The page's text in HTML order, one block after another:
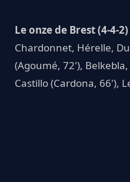
Le onze de Brest (4-4-2)
Chardonnet, Hérelle,
(Agoumé, 72'),
Castillo (Cardona, 66'),